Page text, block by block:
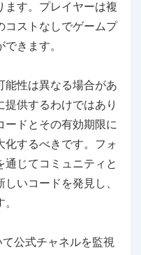
ます。プレイヤーは複
コストなしでゲームプ
きます。
能性は異なる場合があ
提供するわけではあり
ードとその有効期限に
化するべきです。フォ
通じてコミュニティと
いコードを発見し、
公式チャネルを監視